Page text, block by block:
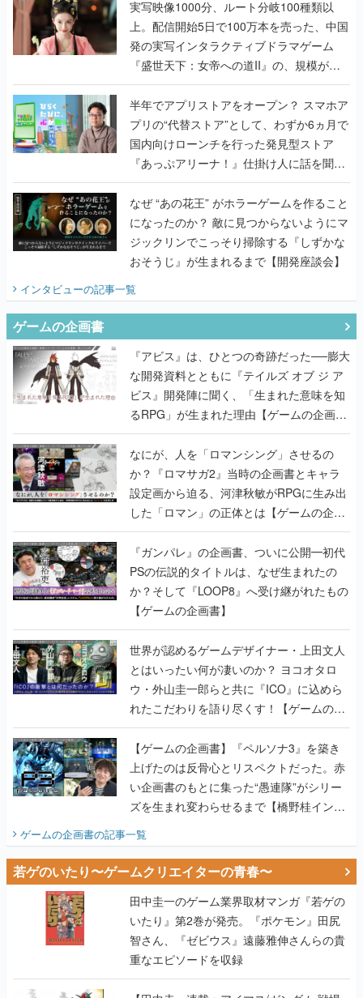
んだレジェンド2人に訊く開発秘話
実写映像1000分、ルート分岐100種類以
上。配信開始5日で100万本を売った、中国
発の実写インタラクティブドラマゲーム
『盛世天下：女帝への道II』の、規模が違
うこだわりをプロデューサーに聞いた
半年でアプリストアをオープン？ スマホア
プリの“代替ストア”として、わずか6ヵ月で
国内向けローンチを行った発見型ストア
『あっぷアリーナ！』仕掛け人に話を聞い
てみた
なぜ “あの花王” がホラーゲームを作ること
になったのか？ 敵に見つからないようにマ
ジックリンでこっそり掃除する『しずかな
おそうじ』が生まれるまで【開発座談会】
インタビューの記事一覧
ゲームの企画書
『アビス』は、ひとつの奇跡だった──膨大
な開発資料とともに『テイルズ オブ ジ ア
ビス』開発陣に聞く、「生まれた意味を知
るRPG」が生まれた理由【ゲームの企画
書】
なにが、人を「ロマンシング」させるの
か？『ロマサガ2』当時の企画書とキャラ
設定画から迫る、河津秋敏がRPGに生み出
した「ロマン」の正体とは【ゲームの企画
書】
『ガンパレ』の企画書、ついに公開━初代
PSの伝説的タイトルは、なぜ生まれたの
か？そして『LOOP8』へ受け継がれたもの
【ゲームの企画書】
世界が認めるゲームデザイナー・上田文人
とはいったい何が凄いのか？ ヨコオタロ
ウ・外山圭一郎らと共に『ICO』に込めら
れたこだわりを語り尽くす！【ゲームの企
画書】
【ゲームの企画書】『ペルソナ3』を築き
上げたのは反骨心とリスペクトだった。赤
い企画書のもとに集った“愚連隊”がシリー
ズを生まれ変わらせるまで【橋野桂インタ
ゲームの企画書の記事一覧
若ゲのいたり〜ゲームクリエイターの青春〜
田中圭一のゲーム業界取材マンガ『若ゲの
いたり』第2巻が発売。『ポケモン』田尻
智さん、『ゼビウス』遠藤雅伸さんらの貴
重なエピソードを収録